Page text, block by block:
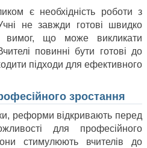
є необхідність роботи з
не завжди готові швидко
вимог, що може викликати
повинні бути готові до
підходи для ефективного
зростання
реформи відкривають перед
для професійного
стимулюють вчителів до